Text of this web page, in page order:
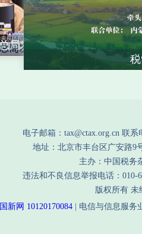
税“惠”乡村新图景
电子邮箱：tax@ctax.org.cn 联系
地址：北京市丰台区广安路9
主办：中国税务
违法和不良信息举报电话：010-
版权所有 未
国新网 10120170084 | 电信与信息服务